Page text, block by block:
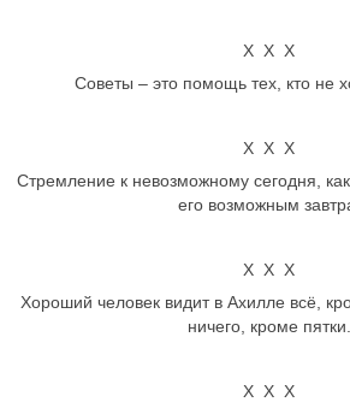
Х Х Х
Советы – это помощь тех, кто не
Х Х Х
Стремление к невозможному сегодня,
его возможным
Х Х Х
Хороший человек видит в Ахилле всё,
ничего, кроме пятки.
Х Х Х